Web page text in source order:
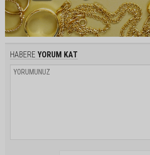
HABERE YORUM KAT